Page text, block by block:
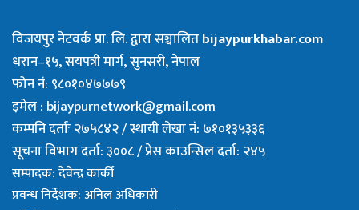
विजयपुर नेटवर्क प्रा. लि. द्वारा सञ्चालितbijaypurkhabar.com
धरान–१५, सयपत्री मार्ग, सुनसरी, नेपाल
फोन नं: ९८०१०४७७७९
इमेल : bijaypurnetwork@gmail.com
कम्पनि दर्ताः २७५८४२ / स्थायी लेखा नं: ७१०१३५३३६
सूचना विभाग दर्ता: ३००८ / प्रेस काउन्सिल दर्ता: २४५
सम्पादक: देवेन्द्र कार्की
प्रवन्ध निर्देशक: अनिल अधिकारी